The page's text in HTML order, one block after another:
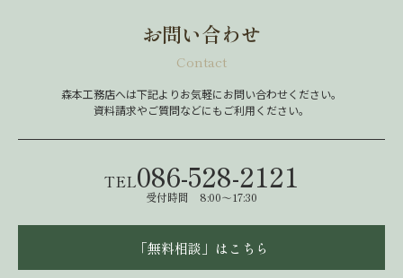
お問い合わせ
Contact
森本工務店へは下記よりお気軽にお問い合わせください。
資料請求やご質問などにもご利用ください。
TEL086-528-2121
受付時間 8:00～17:30
「無料相談」はこちら